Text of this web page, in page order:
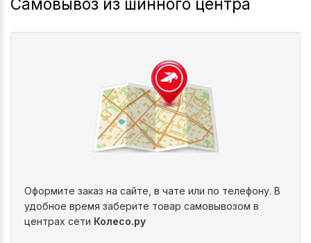
Оформите заказ на сайте, в чате или по телефону. В
удобное время заберите товар самовывозом в
центрах сети Колесо.ру